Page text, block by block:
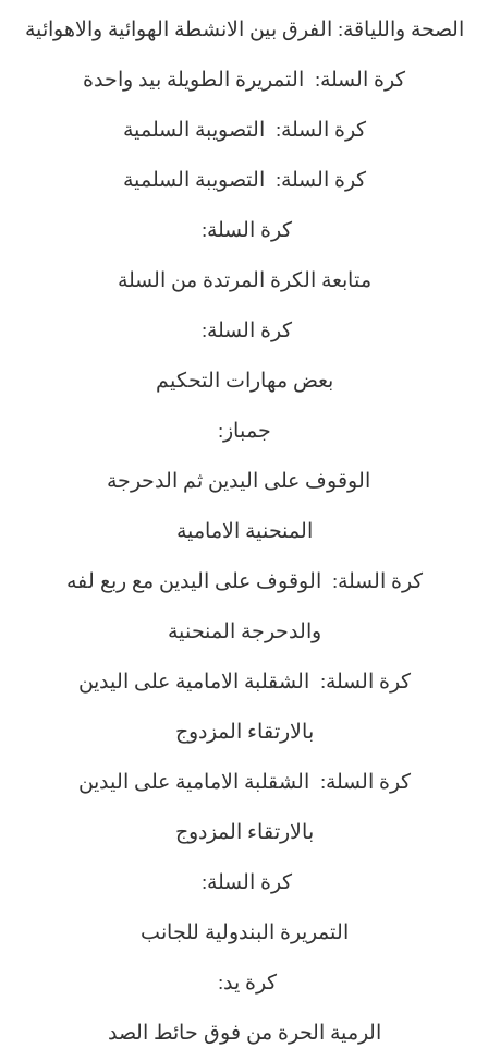
الصحة واللياقة: الفرق بين الانشطة الهوائية والاهوائية
كرة السلة: التمريرة الطويلة بيد واحدة
كرة السلة: التصويبة السلمية
كرة السلة: التصويبة السلمية
كرة السلة:
متابعة الكرة المرتدة من السلة
كرة السلة:
بعض مهارات التحكيم
جمباز:
الوقوف على اليدين ثم الدحرجة
المنحنية الامامية
كرة السلة: الوقوف على اليدين مع ربع لفه
والدحرجة المنحنية
كرة السلة: الشقلبة الامامية على اليدين
بالارتقاء المزدوج
كرة السلة: الشقلبة الامامية على اليدين
بالارتقاء المزدوج
كرة السلة:
التمريرة البندولية للجانب
كرة يد:
الرمية الحرة من فوق حائط الصد